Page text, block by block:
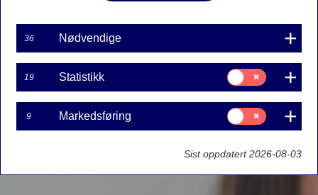
36 Nødvendige
19 Statistikk
Samtykke
til:
Statistikk
9 Markedsføring
Samtykke
til:
Markedsføring
Sist oppdatert 2026-08-03